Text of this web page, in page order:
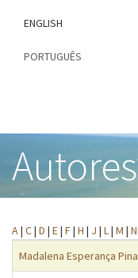
conteúdo
ENGLISH
PORTUGUÊS
Autores
A | C| D | E| F| H | J | L | M | N
Madalena Esperança Pina